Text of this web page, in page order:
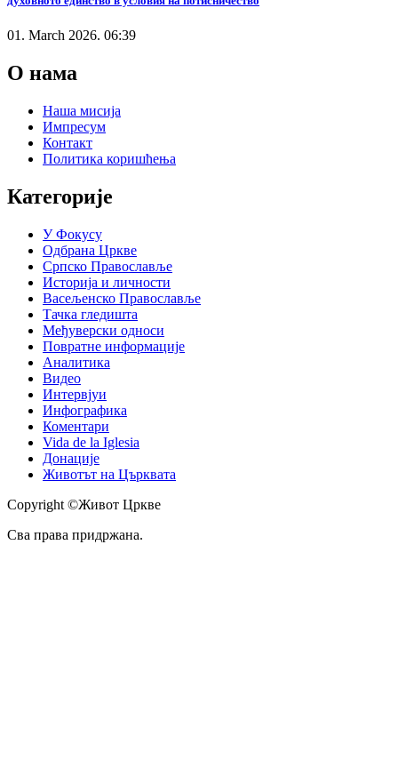
01. March 2026. 06:39
О нама
Наша мисија
Импресум
Контакт
Политика коришћења
Категорије
У Фокусу
Одбрана Цркве
Српско Православље
Историја и личности
Васељенско Православље
Тачка гледишта
Међуверски односи
Повратне информације
Аналитика
Видео
Интервјуи
Инфографика
Коментари
Vida de la Iglesia
Донације
Животът на Църквата
Copyright ©Живот Цркве
Сва права придржана.